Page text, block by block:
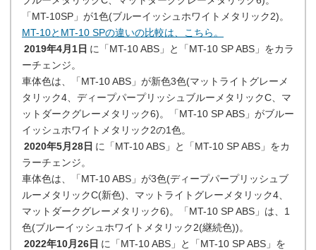
「MT-10SP」が1色(ブルーイッシュホワイトメタリック2)。
MT-10とMT-10 SPの違いの比較は、こちら。
2019年4月1日 に「MT-10 ABS」と「MT-10 SP ABS」をカラ
ーチェンジ。
車体色は、「MT-10 ABS」が新色3色(マットライトグレーメ
タリック4、ディープパープリッシュブルーメタリックC、マ
ットダークグレーメタリック6)。「MT-10 SP ABS」がブルー
イッシュホワイトメタリック2の1色。
2020年5月28日 に「MT-10 ABS」と「MT-10 SP ABS」をカ
ラーチェンジ。
車体色は、「MT-10 ABS」が3色(ディープパープリッシュブ
ルーメタリックC(新色)、マットライトグレーメタリック4、
マットダークグレーメタリック6)。「MT-10 SP ABS」は、1
色(ブルーイッシュホワイトメタリック2(継続色))。
2022年10月26日 に「MT-10 ABS」と「MT-10 SP ABS」を